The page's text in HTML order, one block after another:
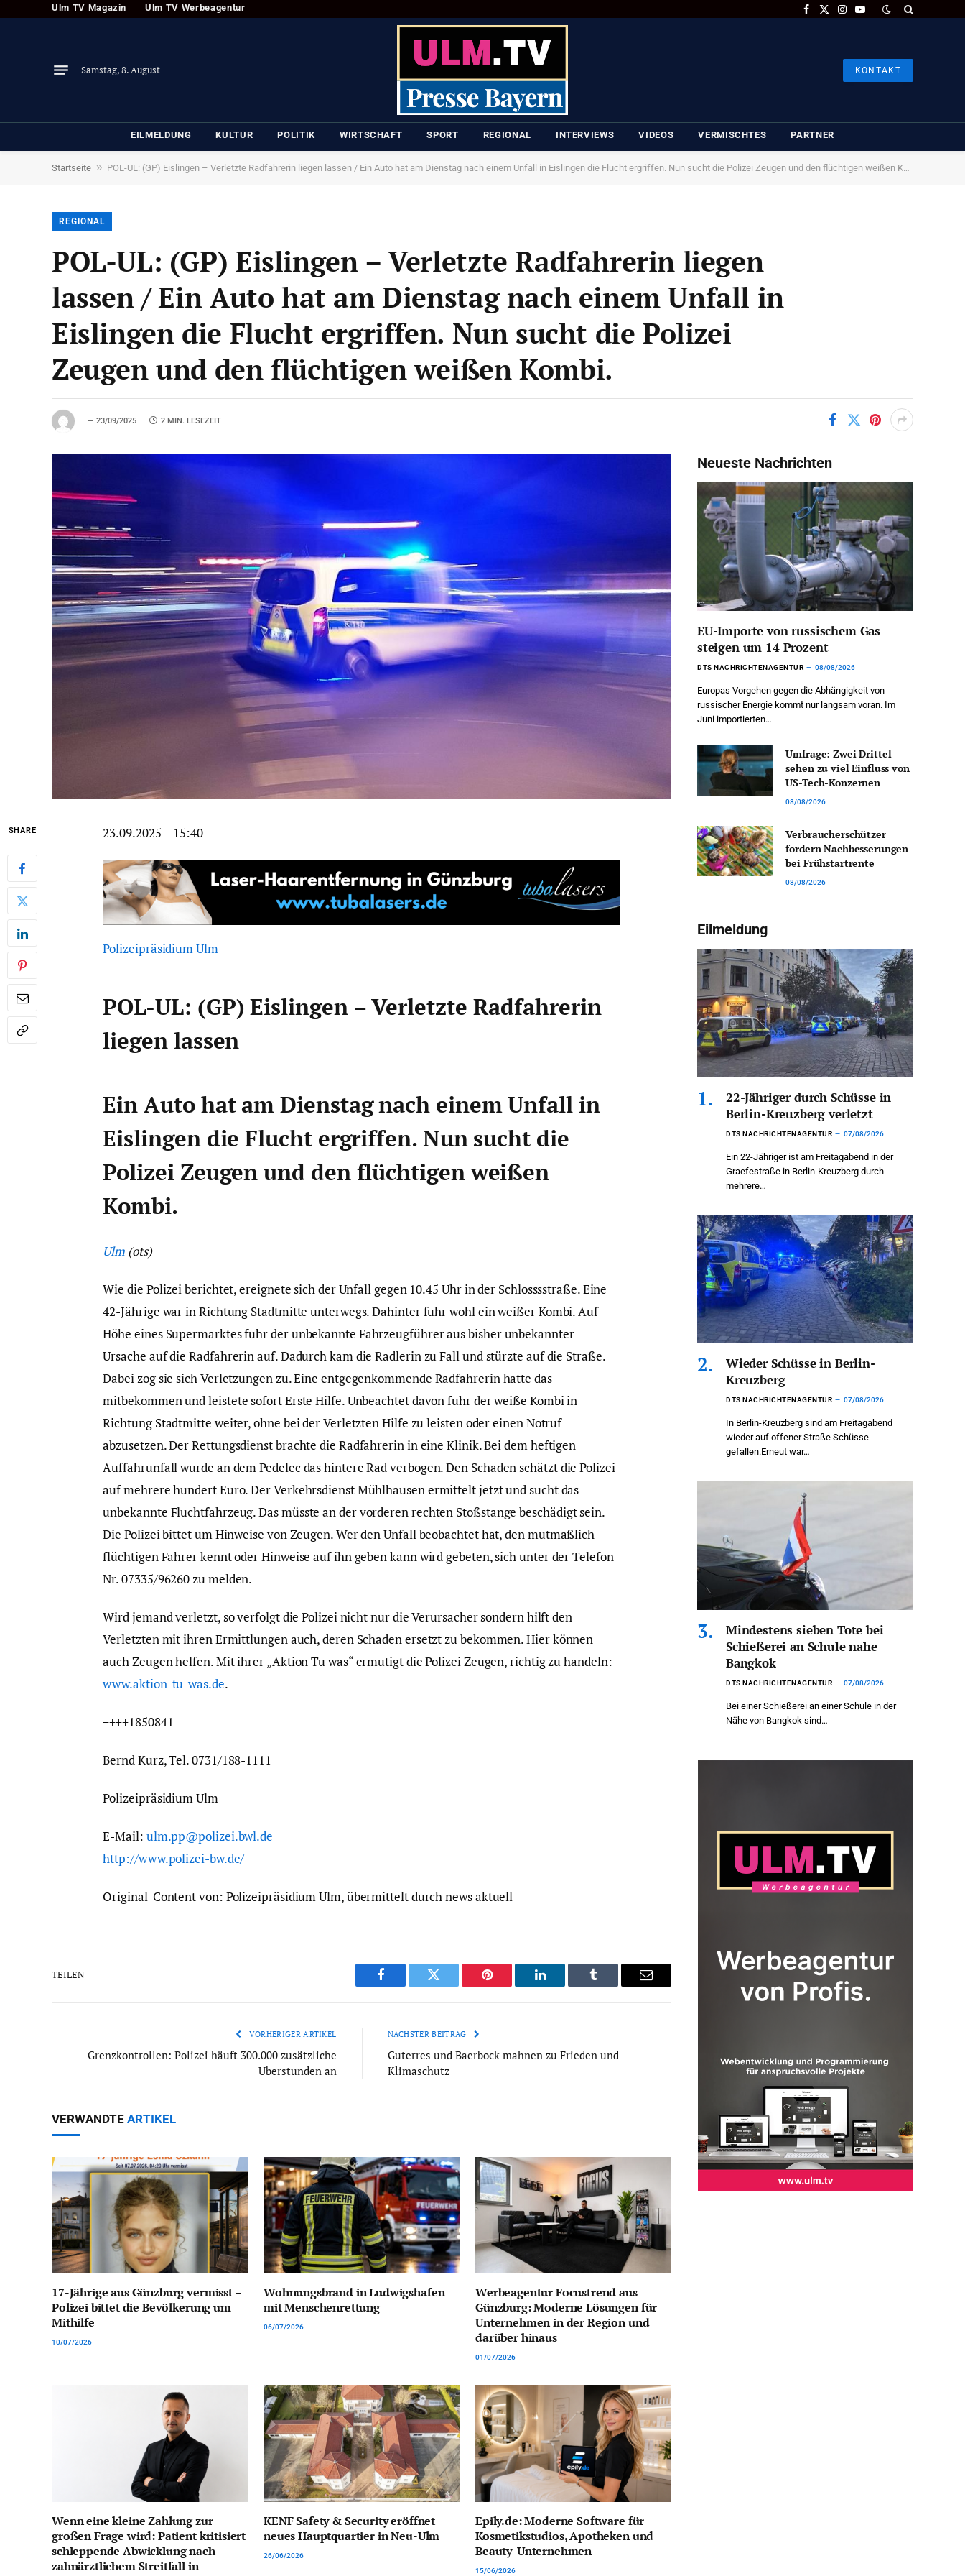
Ulm TV Magazin Ulm TV Werbeagentur
Facebook
X
Instagram
YouTube
Samstag, 8. August KONTAKT
EILMELDUNG KULTUR POLITIK WIRTSCHAFT SPORT REGIONAL INTERVIEWS VIDEOS VERMISCHTES PARTNER
Startseite » POL-UL: (GP) Eislingen – Verletzte Radfahrerin liegen lassen / Ein Auto hat am Dienstag nach einem Unfall in Eislingen die Flucht ergriffen. Nun sucht die Polizei Zeugen und den flüchtigen weißen Kombi.
REGIONAL
POL-UL: (GP) Eislingen – Verletzte Radfahrerin liegen
lassen / Ein Auto hat am Dienstag nach einem Unfall in
Eislingen die Flucht ergriffen. Nun sucht die Polizei
Zeugen und den flüchtigen weißen Kombi.
23/09/2025 2 MIN. LESEZEIT
SHARE 23.09.2025 – 15:40
Polizeipräsidium Ulm
POL-UL: (GP) Eislingen – Verletzte Radfahrerin
liegen lassen
Ein Auto hat am Dienstag nach einem Unfall in
Eislingen die Flucht ergriffen. Nun sucht die
Polizei Zeugen und den flüchtigen weißen
Kombi.
Ulm (ots)
Wie die Polizei berichtet, ereignete sich der Unfall gegen 10.45 Uhr in der Schlosssstraße. Eine
42-Jährige war in Richtung Stadtmitte unterwegs. Dahinter fuhr wohl ein weißer Kombi. Auf
Höhe eines Supermarktes fuhr der unbekannte Fahrzeugführer aus bisher unbekannter
Ursache auf die Radfahrerin auf. Dadurch kam die Radlerin zu Fall und stürzte auf die Straße.
Dabei zog sie sich Verletzungen zu. Eine entgegenkommende Radfahrerin hatte das
mitbekommen und leistete sofort Erste Hilfe. Unbeachtet davon fuhr der weiße Kombi in
Richtung Stadtmitte weiter, ohne bei der Verletzten Hilfe zu leisten oder einen Notruf
abzusetzen. Der Rettungsdienst brachte die Radfahrerin in eine Klinik. Bei dem heftigen
Auffahrunfall wurde an dem Pedelec das hintere Rad verbogen. Den Schaden schätzt die Polizei
auf mehrere hundert Euro. Der Verkehrsdienst Mühlhausen ermittelt jetzt und sucht das
unbekannte Fluchtfahrzeug. Das müsste an der vorderen rechten Stoßstange beschädigt sein.
Die Polizei bittet um Hinweise von Zeugen. Wer den Unfall beobachtet hat, den mutmaßlich
flüchtigen Fahrer kennt oder Hinweise auf ihn geben kann wird gebeten, sich unter der Telefon-
Nr. 07335/96260 zu melden.
Wird jemand verletzt, so verfolgt die Polizei nicht nur die Verursacher sondern hilft den
Verletzten mit ihren Ermittlungen auch, deren Schaden ersetzt zu bekommen. Hier können
auch Zeugen helfen. Mit ihrer „Aktion Tu was“ ermutigt die Polizei Zeugen, richtig zu handeln:
www.aktion-tu-was.de.
++++1850841
Bernd Kurz, Tel. 0731/188-1111
Polizeipräsidium Ulm
E-Mail: ulm.pp@polizei.bwl.de
http://www.polizei-bw.de/
Original-Content von: Polizeipräsidium Ulm, übermittelt durch news aktuell
TEILEN
Facebook Twitter Pinterest LinkedIn Tumblr Email
VORHERIGER ARTIKEL
Grenzkontrollen: Polizei häuft 300.000 zusätzliche
Überstunden an
NÄCHSTER BEITRAG
Guterres und Baerbock mahnen zu Frieden und
Klimaschutz
VERWANDTE ARTIKEL
17-Jährige aus Günzburg vermisst –
Polizei bittet die Bevölkerung um
Mithilfe
10/07/2026
Wohnungsbrand in Ludwigshafen
mit Menschenrettung
06/07/2026
Werbeagentur Focustrend aus
Günzburg: Moderne Lösungen für
Unternehmen in der Region und
darüber hinaus
01/07/2026
Wenn eine kleine Zahlung zur
großen Frage wird: Patient kritisiert
schleppende Abwicklung nach
zahnärztlichem Streitfall in
KENF Safety & Security eröffnet
neues Hauptquartier in Neu-Ulm
26/06/2026
Epily.de: Moderne Software für
Kosmetikstudios, Apotheken und
Beauty-Unternehmen
15/06/2026
Neueste Nachrichten
EU-Importe von russischem Gas
steigen um 14 Prozent
DTS NACHRICHTENAGENTUR 08/08/2026
Europas Vorgehen gegen die Abhängigkeit von
russischer Energie kommt nur langsam voran. Im
Juni importierten…
Umfrage: Zwei Drittel
sehen zu viel Einfluss von
US-Tech-Konzernen
08/08/2026
Verbraucherschützer
fordern Nachbesserungen
bei Frühstartrente
08/08/2026
Eilmeldung
22-Jähriger durch Schüsse in
Berlin-Kreuzberg verletzt
DTS NACHRICHTENAGENTUR 07/08/2026
Ein 22-Jähriger ist am Freitagabend in der
Graefestraße in Berlin-Kreuzberg durch
mehrere…
Wieder Schüsse in Berlin-
Kreuzberg
DTS NACHRICHTENAGENTUR 07/08/2026
In Berlin-Kreuzberg sind am Freitagabend
wieder auf offener Straße Schüsse
gefallen.Erneut war…
Mindestens sieben Tote bei
Schießerei an Schule nahe
Bangkok
DTS NACHRICHTENAGENTUR 07/08/2026
Bei einer Schießerei an einer Schule in der
Nähe von Bangkok sind…